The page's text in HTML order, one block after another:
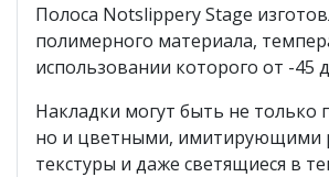
Полоса Notslippery Stage
полимерного материала,
использовании которого от -45
Накладки могут быть не только
но и цветными, имитирующими
текстуры и даже светящиеся в